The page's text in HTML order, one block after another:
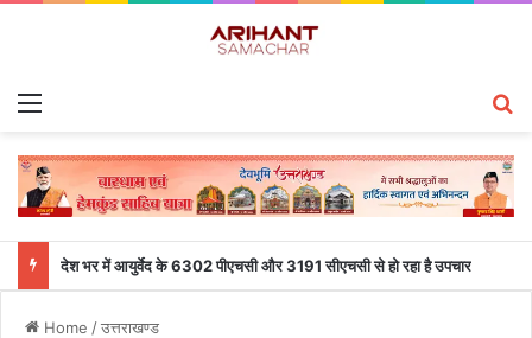
देश भर में आयुर्वेद के 6302 पीएचसी और 3191 सीएचसी से हो रहा है उपचार
Home /उत्तराखण्ड